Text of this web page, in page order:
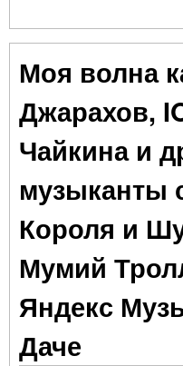
Моя волна
Джарахов,
Чайкина и
музыканты
Короля и
Мумий
Яндекс
Даче